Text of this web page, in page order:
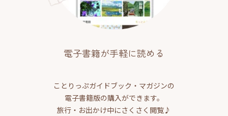
電子書籍が手軽に読める
ことりっぷガイドブック・マガジンの
電子書籍版の購入ができます。
旅行・お出かけ中にさくさく閲覧♪